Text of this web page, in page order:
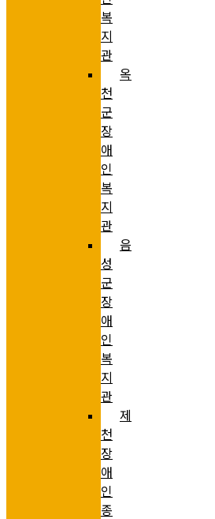
복
지
관
옥
천
군
장
애
인
복
지
관
음
성
군
장
애
인
복
지
관
제
천
장
애
인
종